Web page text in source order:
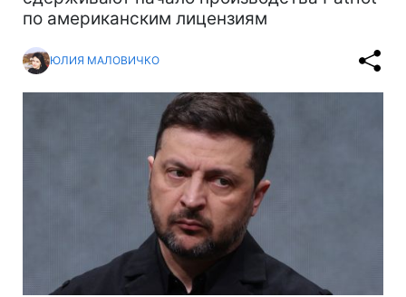
по американским лицензиям
ЮЛИЯ МАЛОВИЧКО